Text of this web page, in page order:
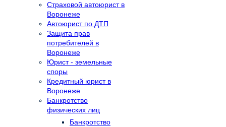
Страховой автоюрист в
Воронеже
Автоюрист по ДТП
Защита прав
потребителей в
Воронеже
Юрист - земельные
споры
Кредитный юрист в
Воронеже
Банкротство
физических лиц
Банкротство